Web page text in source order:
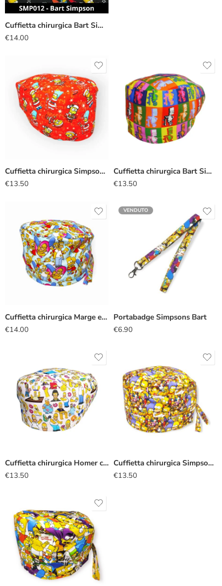
Cuffietta chirurgica Bart Simpson
€14.00
Cuffietta chirurgica Simpsons natalizia
€13.50
Cuffietta chirurgica Bart Simpson pop art
€13.50
Cuffietta chirurgica Marge e Homer Simpson
€14.00
VENDUTO
Portabadge Simpsons Bart
€6.90
Cuffietta chirurgica Homer ciambelle
€13.50
Cuffietta chirurgica Simpsons amici
€13.50